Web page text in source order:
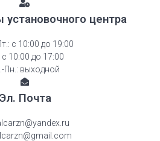
центра
с 10:00 до 19:00
с 10:00 до 17:00
Пн.: выходной
Эл. Почта